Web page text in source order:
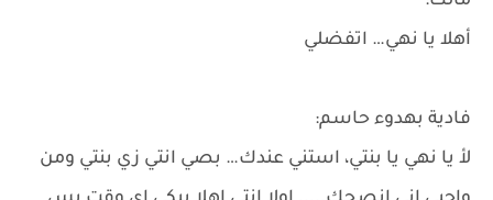
أهلا يا نهي… اتفضلي
فادية بهدوء حاسم:
لأ يا نهي يا بنتي، استني عندك… بصي انتي زي بنتي ومن